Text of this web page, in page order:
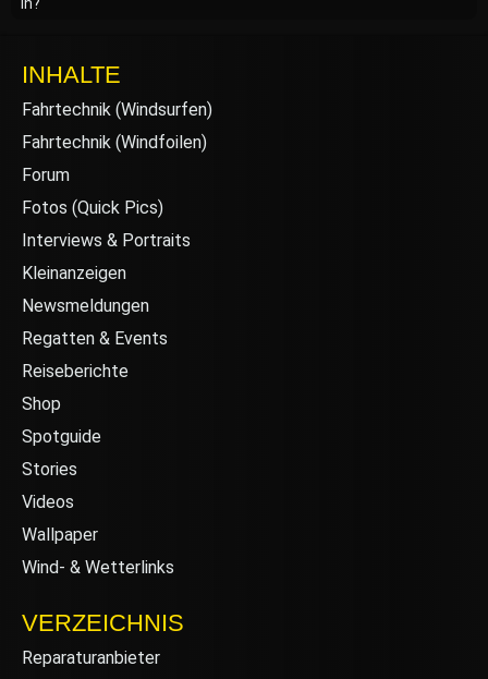
INHALTE
Fahrtechnik (Windsurfen)
Fahrtechnik (Windfoilen)
Forum
Fotos (Quick Pics)
Interviews & Portraits
Kleinanzeigen
Newsmeldungen
Regatten & Events
Reiseberichte
Shop
Spotguide
Stories
Videos
Wallpaper
Wind- & Wetterlinks
VERZEICHNIS
Reparaturanbieter